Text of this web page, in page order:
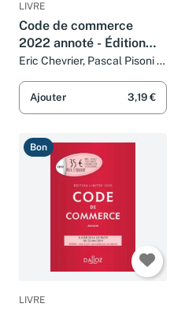
LIVRE
Code de commerce
2022 annoté - Édition
limitée
Eric Chevrier, Pascal Pisoni et
Ajouter 3,19 €
Bon
LIVRE